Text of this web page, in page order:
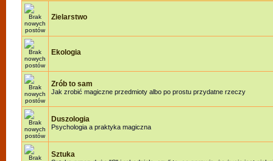
Zielarstwo
Ekologia
Zrób to sam
Jak zrobić magiczne przedmioty albo po prostu przydatne rzeczy
Duszologia
Psychologia a praktyka magiczna
Sztuka